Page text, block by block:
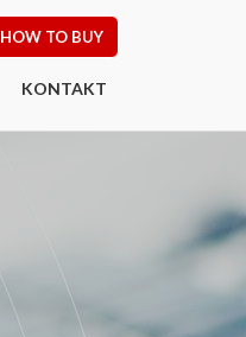
HOW TO BUY
KONTAKT